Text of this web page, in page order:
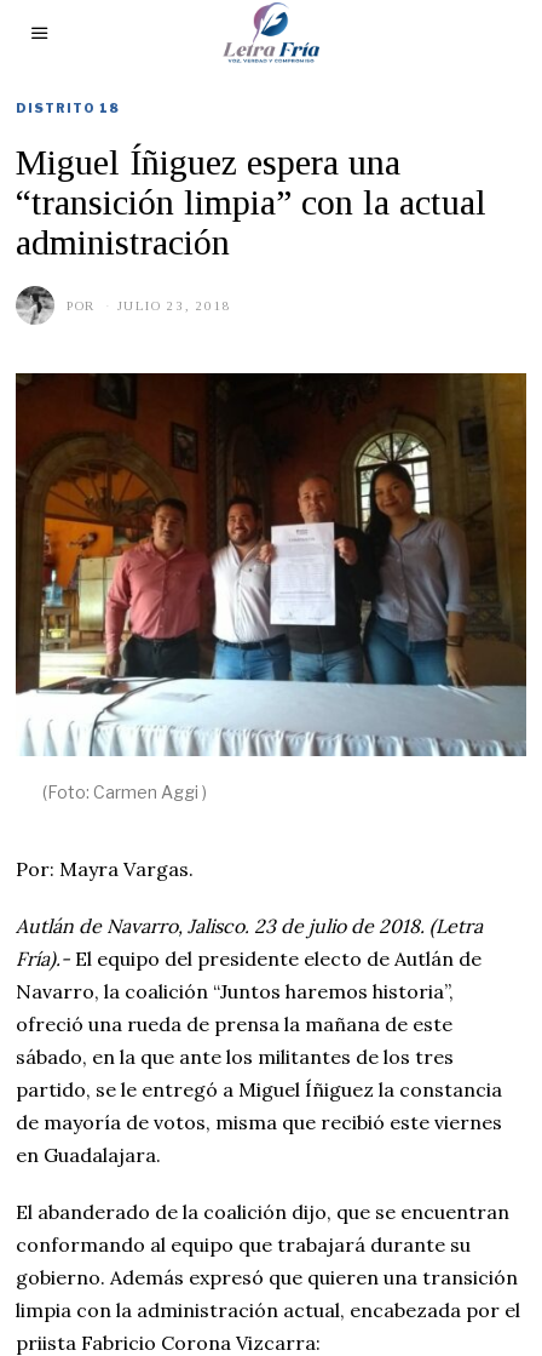
DISTRITO 18
Miguel Íñiguez espera una
“transición limpia” con la actual
administración
POR JULIO 23, 2018
2
9
(Foto: Carmen Aggi )
Por: Mayra Vargas.
Autlán de Navarro, Jalisco. 23 de julio de 2018. (Letra
Fría).- El equipo del presidente electo de Autlán de
Navarro, la coalición “Juntos haremos historia”,
ofreció una rueda de prensa la mañana de este
sábado, en la que ante los militantes de los tres
partido, se le entregó a Miguel Íñiguez la constancia
de mayoría de votos, misma que recibió este viernes
en Guadalajara.
El abanderado de la coalición dijo, que se encuentran
conformando al equipo que trabajará durante su
gobierno. Además expresó que quieren una transición
limpia con la administración actual, encabezada por el
priista Fabricio Corona Vizcarra: